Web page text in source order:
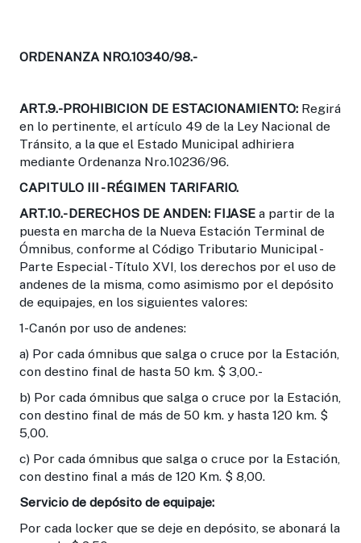
ORDENANZA NRO.10340/98.-
ART.9.-PROHIBICION DE ESTACIONAMIENTO: Regirá
en lo pertinente, el artículo 49 de la Ley Nacional de
Tránsito, a la que el Estado Municipal adhiriera
mediante Ordenanza Nro.10236/96.
CAPITULO III - RÉGIMEN TARIFARIO.
ART.10.- DERECHOS DE ANDEN: FIJASE a partir de la
puesta en marcha de la Nueva Estación Terminal de
Ómnibus, conforme al Código Tributario Municipal -
Parte Especial - Título XVI, los derechos por el uso de
andenes de la misma, como asimismo por el depósito
de equipajes, en los siguientes valores:
1-Canón por uso de andenes:
a) Por cada ómnibus que salga o cruce por la Estación,
con destino final de hasta 50 km. $ 3,00.-
b) Por cada ómnibus que salga o cruce por la Estación,
con destino final de más de 50 km. y hasta 120 km. $
5,00.
c) Por cada ómnibus que salga o cruce por la Estación,
con destino final a más de 120 Km. $ 8,00.
Servicio de depósito de equipaje:
Por cada locker que se deje en depósito, se abonará la